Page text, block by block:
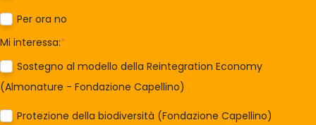
Per ora no
Mi interessa:*
Sostegno al modello della Reintegration Economy
(Almonature - Fondazione Capellino)
Protezione della biodiversità (Fondazione Capellino)